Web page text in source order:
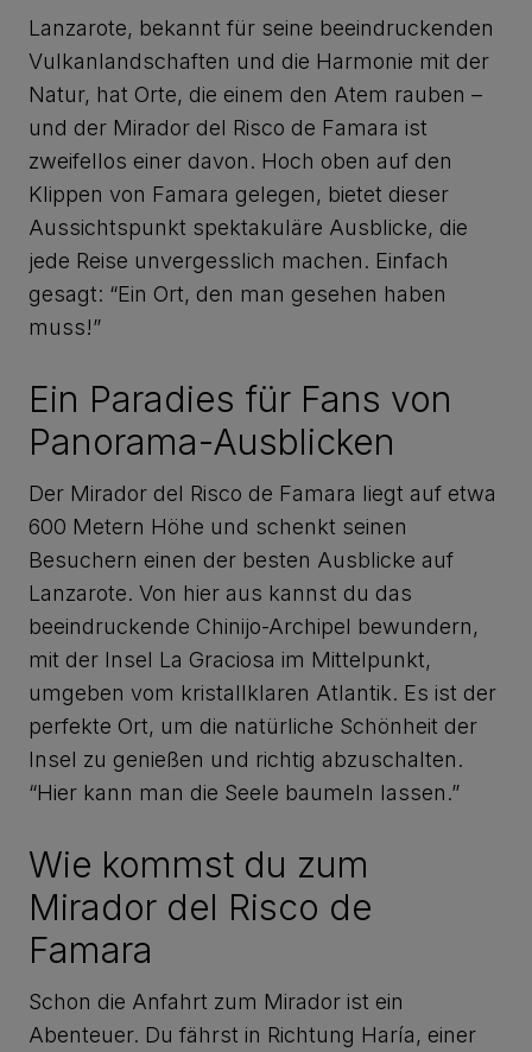
Lanzarote, bekannt für seine beeindruckenden
Vulkanlandschaften und die Harmonie mit der
Natur, hat Orte, die einem den Atem rauben –
und der Mirador del Risco de Famara ist
zweifellos einer davon. Hoch oben auf den
Klippen von Famara gelegen, bietet dieser
Aussichtspunkt spektakuläre Ausblicke, die
jede Reise unvergesslich machen. Einfach
gesagt: “Ein Ort, den man gesehen haben
muss!”
Ein Paradies für Fans von
Panorama-Ausblicken
Der Mirador del Risco de Famara liegt auf etwa
600 Metern Höhe und schenkt seinen
Besuchern einen der besten Ausblicke auf
Lanzarote. Von hier aus kannst du das
beeindruckende Chinijo-Archipel bewundern,
mit der Insel La Graciosa im Mittelpunkt,
umgeben vom kristallklaren Atlantik. Es ist der
perfekte Ort, um die natürliche Schönheit der
Insel zu genießen und richtig abzuschalten.
“Hier kann man die Seele baumeln lassen.”
Wie kommst du zum
Mirador del Risco de
Famara
Schon die Anfahrt zum Mirador ist ein
Abenteuer. Du fährst in Richtung Haría, einer